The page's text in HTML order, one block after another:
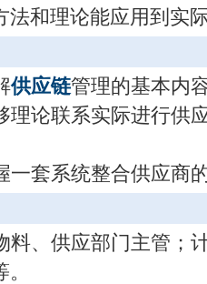
法和理论能应用到实
供应链管理的基本内
论联系实际进行供
套系统整合供应商
料、供应部门主管；